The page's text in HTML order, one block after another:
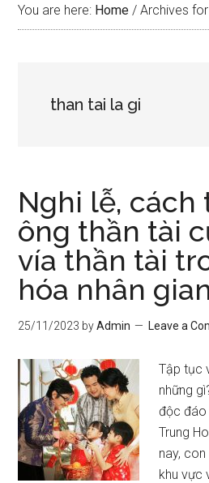
You are here: Home / Archives
than tai la gi
Nghi lễ, cách
ông thần tài
vía thần tài
hóa nhân
25/11/2023 byAdmin Leave a
Tập tục
những
độc đáo
Trung
nay,
khu vực